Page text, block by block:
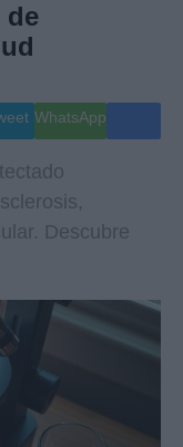
de
WhatsApp
Descubre